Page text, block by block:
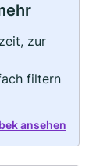
zur
filtern
ansehen